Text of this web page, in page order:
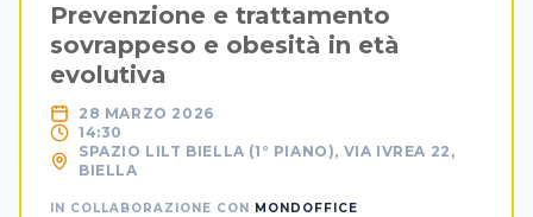
Prevenzione e trattamento
sovrappeso e obesità in età
evolutiva
28 MARZO 2026
14:30
SPAZIO LILT BIELLA (1° PIANO), VIA IVREA 22,
BIELLA
IN COLLABORAZIONE CON MONDOFFICE